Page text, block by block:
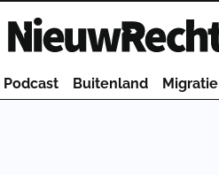
Homepage van NieuwRechts
Podcast Buitenland Migratie